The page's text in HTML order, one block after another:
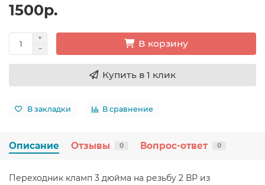
1500р.
В корзину
Купить в 1 клик
В закладки В сравнение
Описание Отзывы 0 Вопрос-ответ 0
Переходник кламп 3 дюйма на резьбу 2 ВР из